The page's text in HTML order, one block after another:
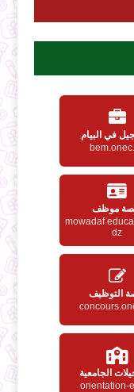
في البيام
موظف
dz
التوظيف
الجامعية
orientation-